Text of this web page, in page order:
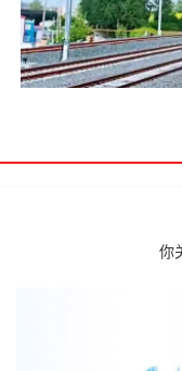
你